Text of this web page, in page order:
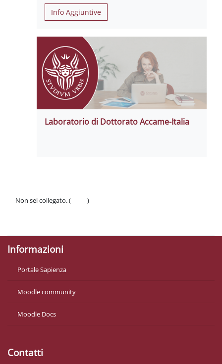
Info Aggiuntive
Laboratorio di Dottorato Accame-Italia
Non sei collegato. (
)
Informazioni
Portale Sapienza
Moodle community
Moodle Docs
Contatti